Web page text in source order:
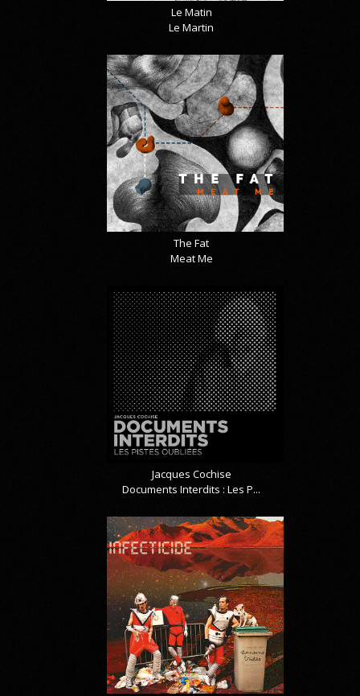
Le Matin
Le Martin
The Fat
Meat Me
Jacques Cochise
Documents Interdits : Les P...